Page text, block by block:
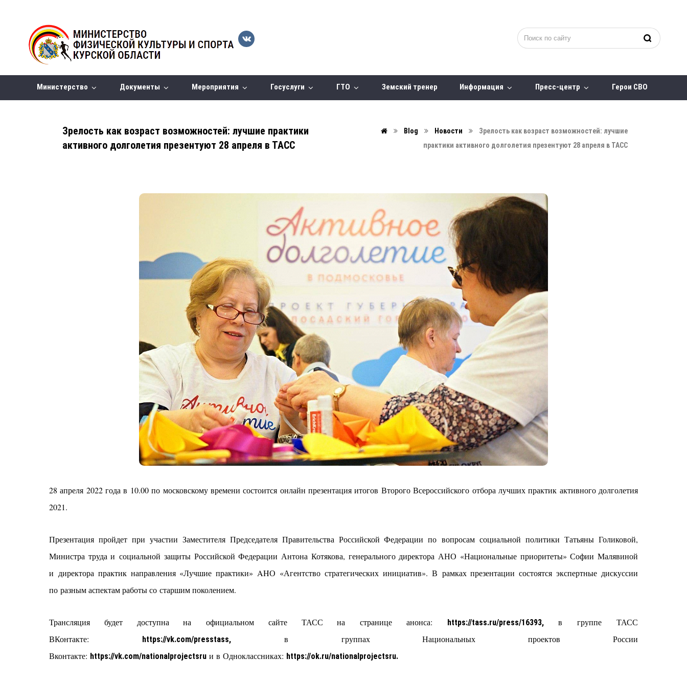
Министерство Документы Мероприятия Госуслуги ГТО Земский тренер Информация Пресс-центр Герои СВО
Зрелость как возраст возможностей: лучшие практики
активного долголетия презентуют 28 апреля в ТАСС
Blog Новости
Зрелость как возраст возможностей: лучшие
практики активного долголетия презентуют 28 апреля в ТАСС
28 апреля 2022 года в 10.00 по московскому времени состоится онлайн презентация итогов Второго Всероссийского отбора лучших практик активного долголетия
2021.
Презентация пройдет при участии Заместителя Председателя Правительства Российской Федерации по вопросам социальной политики Татьяны Голиковой,
Министра труда и социальной защиты Российской Федерации Антона Котякова, генерального директора АНО «Национальные приоритеты» Софии Малявиной
и директора практик направления «Лучшие практики» AHО «Агентство стратегических инициатив». В рамках презентации состоятся экспертные дискуссии
по разным аспектам работы со старшим поколением.
Трансляция будет доступна на официальном сайте ТАСС на странице анонса: https://tass.ru/press/16393,в группе ТАСС
ВКонтакте:
https://vk.com/presstass,в группах Национальных проектов России
Вконтакте: https://vk.com/nationalprojectsru и в Одноклассниках: https://ok.ru/nationalprojectsru.